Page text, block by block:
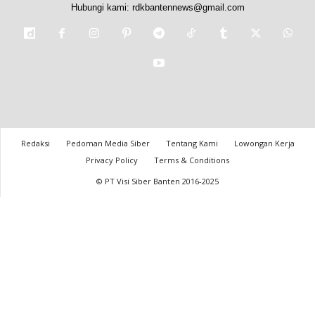
Hubungi kami: rdkbantennews@gmail.com
Redaksi Pedoman Media Siber Tentang Kami
Lowongan Kerja
Privacy Policy
Terms & Conditions
© PT Visi Siber Banten 2016-2025